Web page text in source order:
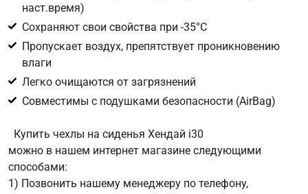
наст.время)
Сохраняют свои свойства при -35°С
Пропускает воздух, препятствует проникновению
влаги
Легко очищаются от загрязнений
Совместимы с подушками безопасности (AirBag)
Купить чехлы на сиденья Хендай i30
можно в нашем интернет магазине следующими
способами:
1) Позвонить нашему менеджеру по телефону,